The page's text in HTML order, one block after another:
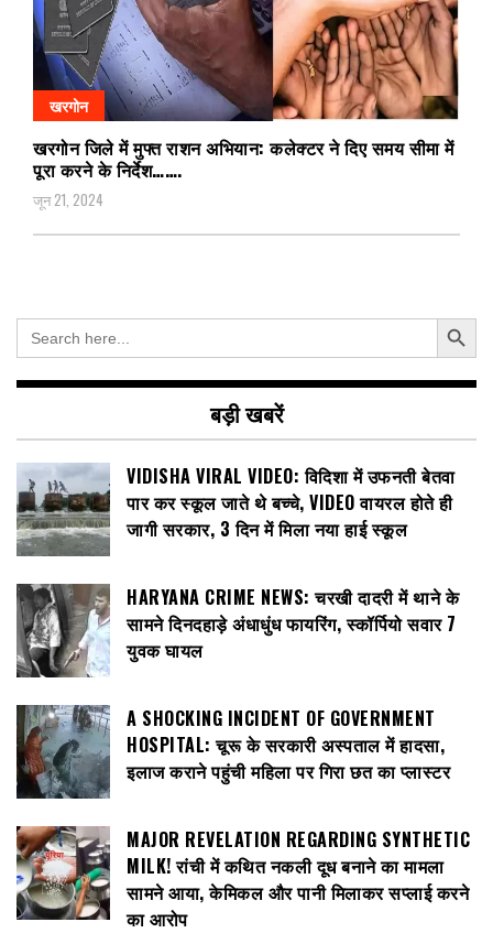
खरगोन
खरगोन जिले में मुफ्त राशन अभियान: कलेक्टर ने दिए समय सीमा में
पूरा करने के निर्देश…….
जून 21, 2024
Search
for:
Search Button
बड़ी खबरें
VIDISHA VIRAL VIDEO: विदिशा में उफनती बेतवा
पार कर स्कूल जाते थे बच्चे, VIDEO वायरल होते ही
जागी सरकार, 3 दिन में मिला नया हाई स्कूल
HARYANA CRIME NEWS: चरखी दादरी में थाने के
सामने दिनदहाड़े अंधाधुंध फायरिंग, स्कॉर्पियो सवार 7
युवक घायल
A SHOCKING INCIDENT OF GOVERNMENT
HOSPITAL: चूरू के सरकारी अस्पताल में हादसा,
इलाज कराने पहुंची महिला पर गिरा छत का प्लास्टर
MAJOR REVELATION REGARDING SYNTHETIC
MILK! रांची में कथित नकली दूध बनाने का मामला
सामने आया, केमिकल और पानी मिलाकर सप्लाई करने
का आरोप